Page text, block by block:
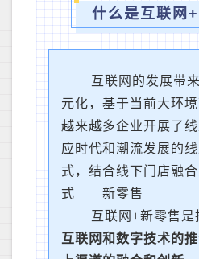
什么是互联网+
互联网的发展带
元化，基于当前大环境
越来越多企业开展了
应时代和潮流发展的
式，结合线下门店融
式——新零售
互联网+新零售是
互联网和数字技术的